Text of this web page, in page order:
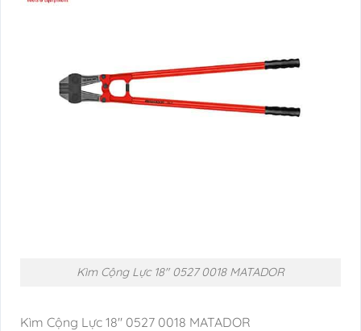
Kìm Cộng Lực 18″ 0527 0018 MATADOR
Kìm Cộng Lực 18″ 0527 0018 MATADOR